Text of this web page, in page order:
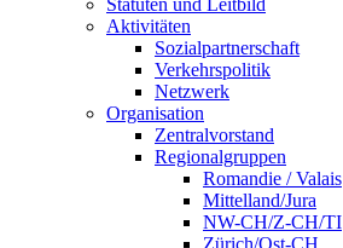
Statuten und Leitbild
Aktivitäten
Sozialpartnerschaft
Verkehrspolitik
Netzwerk
Organisation
Zentralvorstand
Regionalgruppen
Romandie / Valais
Mittelland/Jura
NW-CH/Z-CH/TI
Zürich/Ost-CH